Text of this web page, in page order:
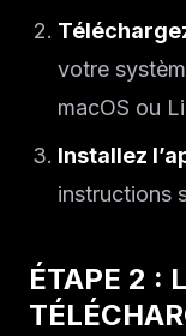
votre
macOS ou
Installez
instructions
ÉTAPE 2 :